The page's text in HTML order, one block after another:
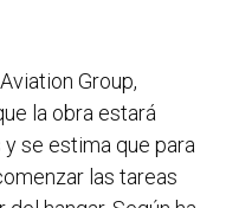
Group,
la obra estará
se estima que para
las tareas